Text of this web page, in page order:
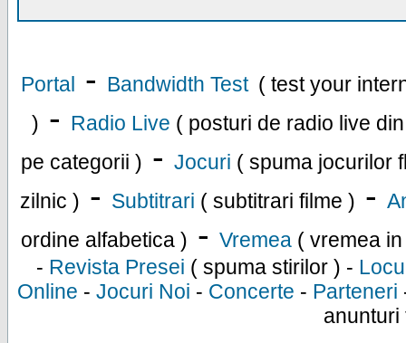
Portal - Bandwidth Test ( test your
) - Radio Live ( posturi de radio live
pe categorii ) - Jocuri ( spuma jocurilor
zilnic ) - Subtitrari ( subtitrari filme ) -
ordine alfabetica ) - Vremea ( vremea
- Revista Presei ( spuma stirilor ) -
Online - Jocuri Noi - Concerte - Parteneri
anunturi